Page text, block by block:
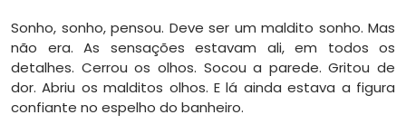
Sonho, sonho, pensou. Deve ser um maldito sonho. Mas
não era. As sensações estavam ali, em todos os
detalhes. Cerrou os olhos. Socou a parede. Gritou de
dor. Abriu os malditos olhos. E lá ainda estava a figura
confiante no espelho do banheiro.